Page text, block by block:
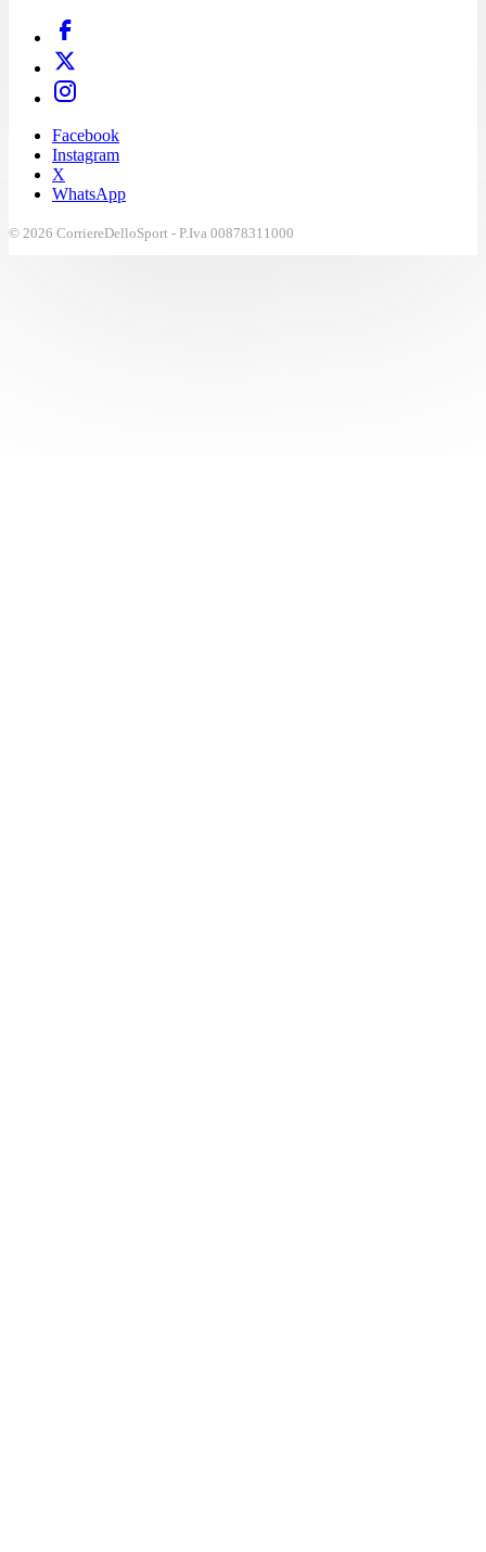
Facebook
Instagram
X
WhatsApp
© 2026 CorriereDelloSport - P.Iva 00878311000